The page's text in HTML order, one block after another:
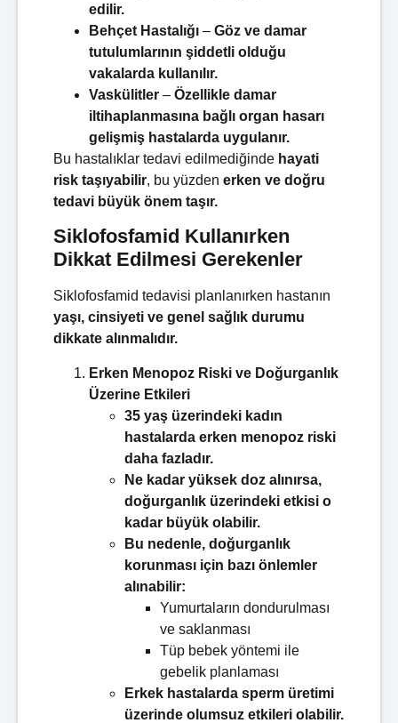
edilir.
Behçet Hastalığı – Göz ve damar
tutulumlarının şiddetli olduğu
vakalarda kullanılır.
Vaskülitler – Özellikle damar
iltihaplanmasına bağlı organ hasarı
gelişmiş hastalarda uygulanır.
Bu hastalıklar tedavi edilmediğinde hayati
risk taşıyabilir, bu yüzden erken ve doğru
tedavi büyük önem taşır.
Siklofosfamid Kullanırken
Dikkat Edilmesi Gerekenler
Siklofosfamid tedavisi planlanırken hastanın
yaşı, cinsiyeti ve genel sağlık durumu
dikkate alınmalıdır.
Erken Menopoz Riski ve Doğurganlık
Üzerine Etkileri
35 yaş üzerindeki kadın
hastalarda erken menopoz riski
daha fazladır.
Ne kadar yüksek doz alınırsa,
doğurganlık üzerindeki etkisi o
kadar büyük olabilir.
Bu nedenle, doğurganlık
korunması için bazı önlemler
alınabilir:
Yumurtaların dondurulması
ve saklanması
Tüp bebek yöntemi ile
gebelik planlaması
Erkek hastalarda sperm üretimi
üzerinde olumsuz etkileri olabilir.